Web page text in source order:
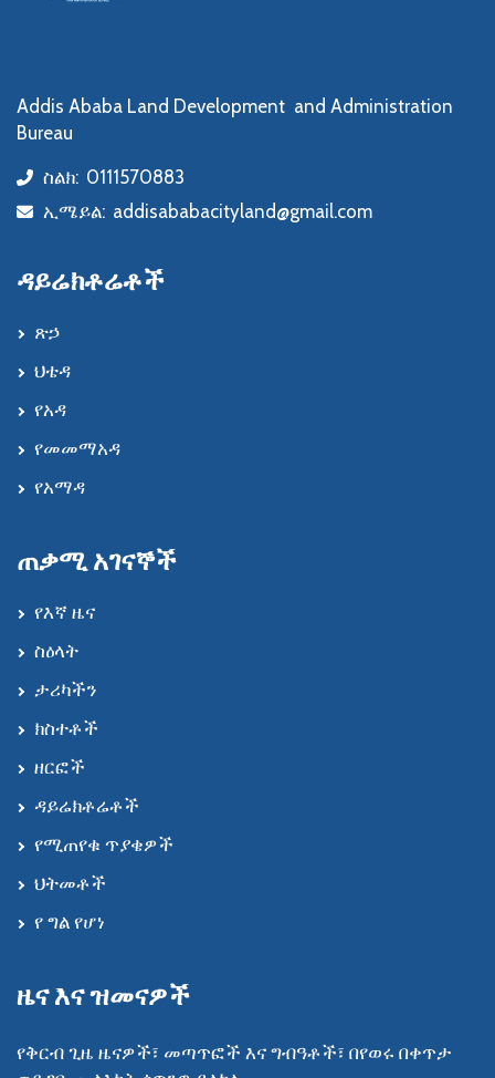
Addis Ababa Land Development and Administration
Bureau
icon
ስልክ: 0111570883
icon
ኢሜይል: addisababacityland@gmail.com
ዳይሬክቶሬቶች
ጽኃ
ህቴዳ
የአዳ
የመመማአዳ
የአማዳ
ጠቃሚ አገናኞች
የእኛ ዜና
ስዕላት
ታሪካችን
ክስተቶች
ዘርፎች
ዳይሬክቶሬቶች
የሚጠየቁ ጥያቄዎች
ህትመቶች
የ ግል የሆነ
ዜና እና ዝመናዎች
የቅርብ ጊዜ ዜናዎች፣ መጣጥፎች እና ግብዓቶች፣ በየወሩ በቀጥታ